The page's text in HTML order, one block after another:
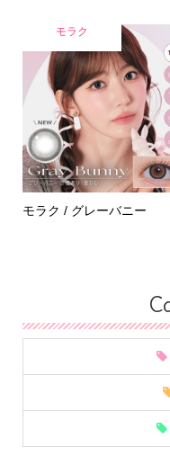
モラク
モラク / グレーバニー